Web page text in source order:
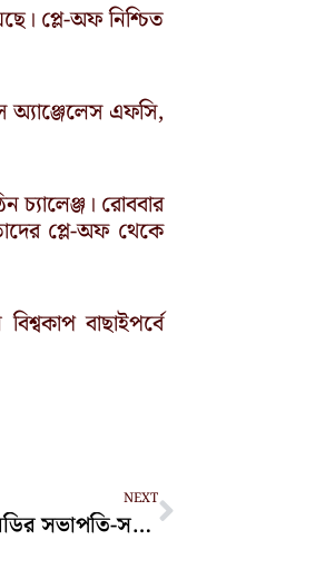
প্লে-অফ নিশ্চিত
অ্যাঞ্জেলেস এফসি,
চ্যালেঞ্জ। রোববার
প্লে-অফ থেকে
বাছাইপর্বে
NEXT
বেসরকারি কলেজের গভর্নিং বডির সভাপতি-সদস্যদের সম্মানী বন্ধ
Next